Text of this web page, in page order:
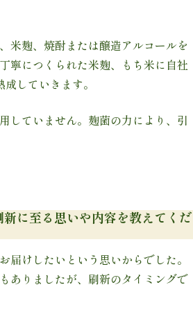
米麹、焼酎または醸造アルコールを
寧につくられた米麹、もち米に自社
していきます。
していません。麹菌の力により、引
に至る思いや内容を教えてくだ
けしたいという思いからでした。
ありましたが、刷新のタイミングで